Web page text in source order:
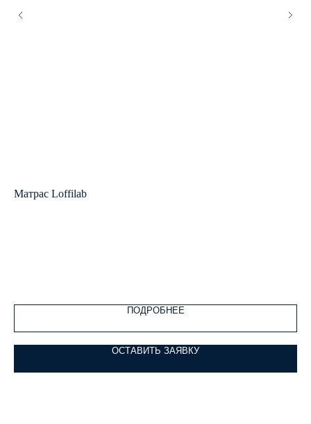
Матрас Loffilab
ПОДРОБНЕЕ
ОСТАВИТЬ ЗАЯВКУ